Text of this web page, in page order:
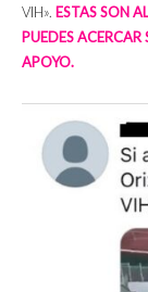
VIH». ESTAS SON
PUEDES
APOYO.